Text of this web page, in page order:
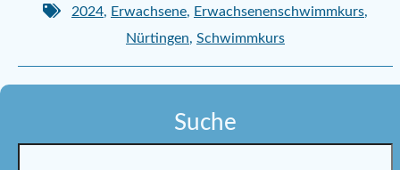
2024, Erwachsene, Erwachsenenschwimmkurs,
Nürtingen, Schwimmkurs
Suche